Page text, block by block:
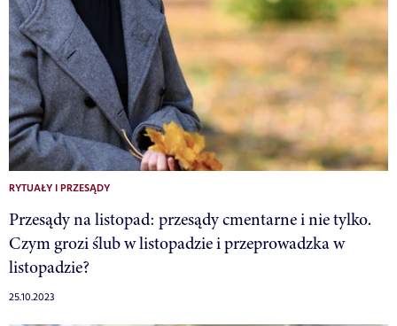
RYTUAŁY I PRZESĄDY
Przesądy na listopad: przesądy cmentarne i nie tylko.
Czym grozi ślub w listopadzie i przeprowadzka w
listopadzie?
25.10.2023